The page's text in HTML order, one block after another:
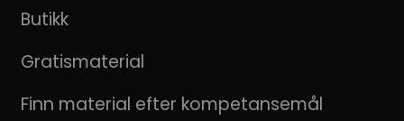
Butikk
Gratismaterial
Finn material efter kompetansemål